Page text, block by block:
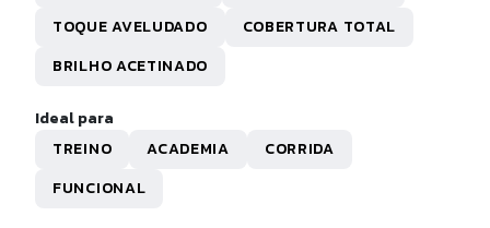
R$ 49,90
TOQUE AVELUDADO
COBERTURA TOTAL
BRILHO ACETINADO
Ideal para
TREINO
ACADEMIA
CORRIDA
FUNCIONAL